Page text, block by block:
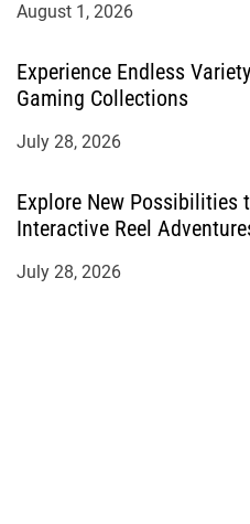
August 1, 2026
Experience Endless
Gaming Collections
July 28, 2026
Explore New Possibilities
Interactive Reel
July 28, 2026